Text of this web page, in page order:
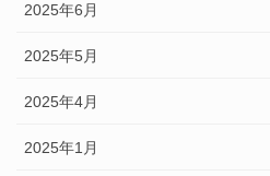
2025年6月
2025年5月
2025年4月
2025年1月